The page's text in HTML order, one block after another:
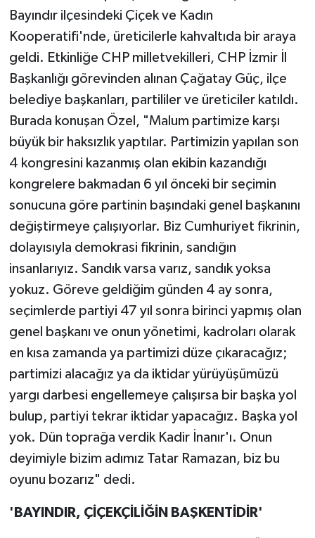
Bayındır ilçesindeki Çiçek ve Kadın
Kooperatifi'nde, üreticilerle kahvaltıda bir araya
geldi. Etkinliğe CHP milletvekilleri, CHP İzmir İl
Başkanlığı görevinden alınan Çağatay Güç, ilçe
belediye başkanları, partililer ve üreticiler katıldı.
Burada konuşan Özel, "Malum partimize karşı
büyük bir haksızlık yaptılar. Partimizin yapılan son
4 kongresini kazanmış olan ekibin kazandığı
kongrelere bakmadan 6 yıl önceki bir seçimin
sonucuna göre partinin başındaki genel başkanını
değiştirmeye çalışıyorlar. Biz Cumhuriyet fikrinin,
dolayısıyla demokrasi fikrinin, sandığın
insanlarıyız. Sandık varsa varız, sandık yoksa
yokuz. Göreve geldiğim günden 4 ay sonra,
seçimlerde partiyi 47 yıl sonra birinci yapmış olan
genel başkanı ve onun yönetimi, kadroları olarak
en kısa zamanda ya partimizi düze çıkaracağız;
partimizi alacağız ya da iktidar yürüyüşümüzü
yargı darbesi engellemeye çalışırsa bir başka yol
bulup, partiyi tekrar iktidar yapacağız. Başka yol
yok. Dün toprağa verdik Kadir İnanır'ı. Onun
deyimiyle bizim adımız Tatar Ramazan, biz bu
oyunu bozarız" dedi.
'BAYINDIR, ÇİÇEKÇİLİĞİN BAŞKENTİDİR'